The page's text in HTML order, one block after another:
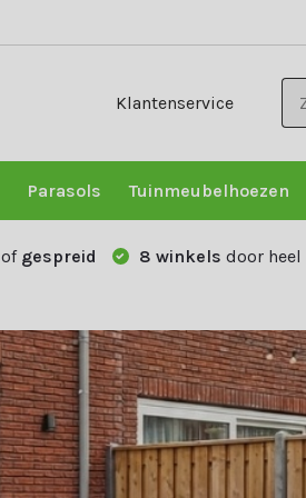
Klantenservice
Parasols Tuinmeubelhoezen
of gespreid 8 winkels door heel